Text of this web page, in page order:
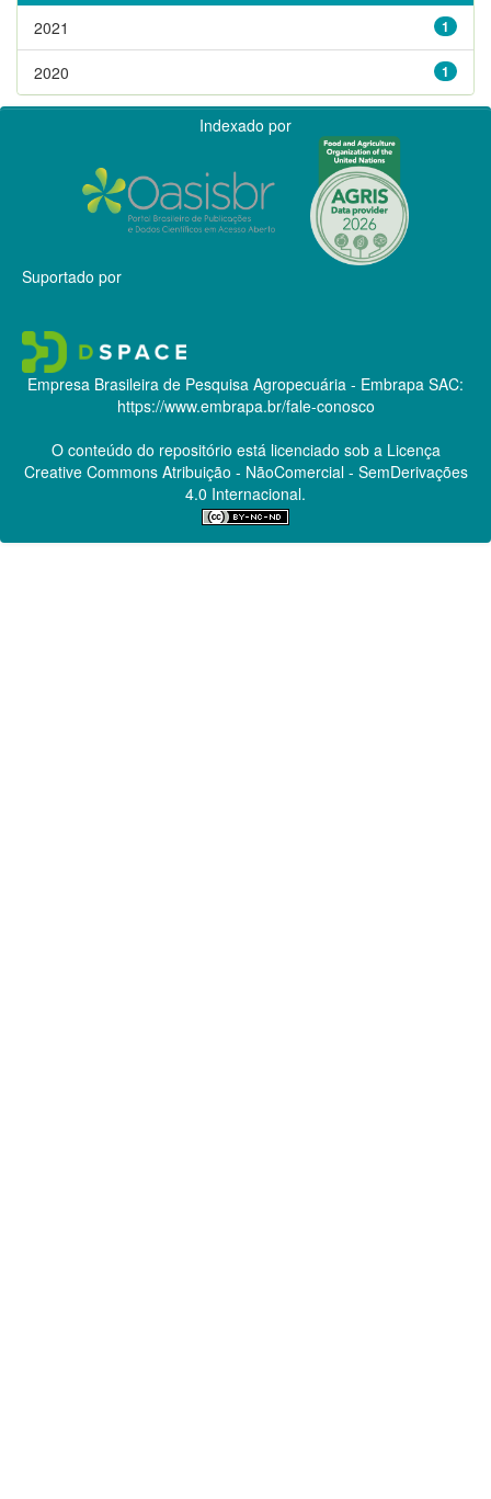
1
2021
1
2020
Indexado por
Suportado por
Empresa Brasileira de Pesquisa Agropecuária - Embrapa SAC:
https://www.embrapa.br/fale-conosco
O conteúdo do repositório está licenciado sob a Licença
Creative CommonsAtribuição - NãoComercial - SemDerivações
4.0 Internacional.